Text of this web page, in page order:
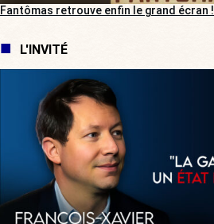
Fantômas retrouve enfin le grand écran !
L'INVITÉ